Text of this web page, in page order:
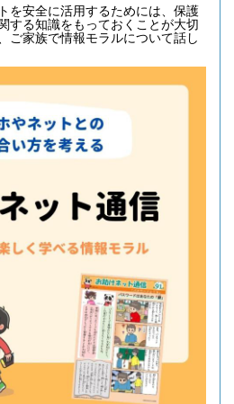
を安全に活用するためには、保護
する知識をもっておくことが大切
ご家族で情報モラルについて話し